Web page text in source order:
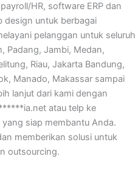
HR, software ERP dan
design untuk berbagai
pelanggan untuk seluruh
Padang, Jambi, Medan,
Riau, Jakarta Bandung,
Manado, Makassar sampai
lanjut dari kami dengan
ia.net atau telp ke
siap membantu Anda.
memberikan solusi untuk
outsourcing.